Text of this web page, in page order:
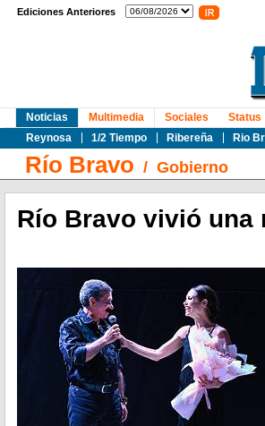
Ediciones Anteriores
Noticias
Reynosa
1/2 Tiempo Ribereña Rio
Multimedia Sociales Status
Río Bravo / Gobierno
Río Bravo vivió una